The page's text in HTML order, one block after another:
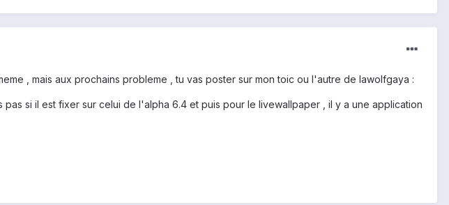
, mais aux prochains probleme , tu vas poster sur mon toic ou l'autre de lawolfgaya :
si il est fixer sur celui de l'alpha 6.4 et puis pour le livewallpaper , il y a une application